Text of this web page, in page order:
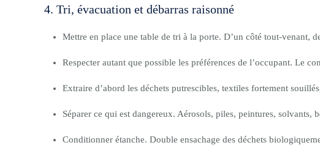
4. Tri, évacuation et débarras raisonné
Mettre en place une table de tri à la porte. D’un côté tout-venant,
Respecter autant que possible les préférences de l’occupant. Le
Extraire d’abord les déchets putrescibles, textiles fortement
Séparer ce qui est dangereux. Aérosols, piles, peintures, solvants,
Conditionner étanche. Double ensachage des déchets